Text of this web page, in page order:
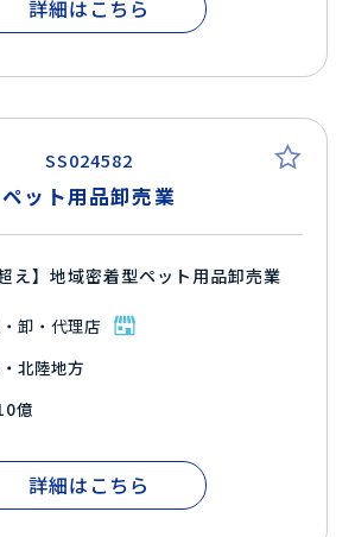
詳細はこちら
SS024582
ペット用品卸売業
え】地域密着型ペット用品卸売業
卸・代理店
北陸地方
億
詳細はこちら